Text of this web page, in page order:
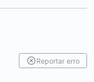
Reportar erro